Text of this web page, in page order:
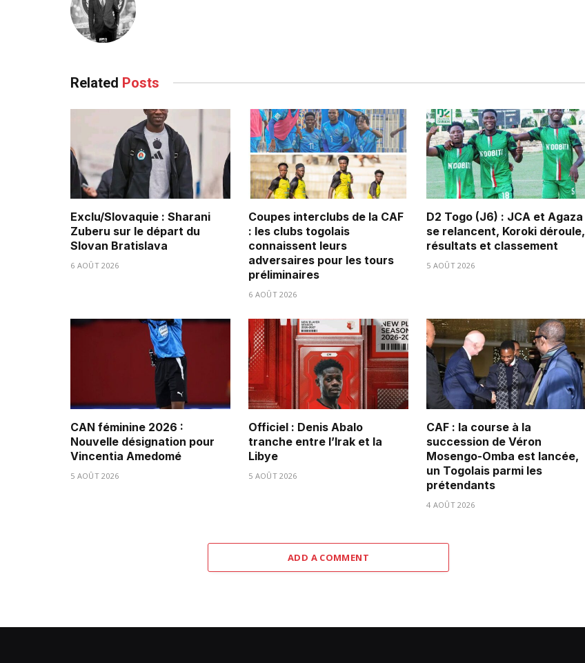
Related Posts
Exclu/Slovaquie : Sharani
Zuberu sur le départ du
Slovan Bratislava
6 AOÛT 2026
Coupes interclubs de la CAF
: les clubs togolais
connaissent leurs
adversaires pour les tours
préliminaires
6 AOÛT 2026
D2 Togo (J6) : JCA et Agaza
se relancent, Koroki déroule,
résultats et classement
5 AOÛT 2026
CAN féminine 2026 :
Nouvelle désignation pour
Vincentia Amedomé
5 AOÛT 2026
Officiel : Denis Abalo
tranche entre l’Irak et la
Libye
5 AOÛT 2026
CAF : la course à la
succession de Véron
Mosengo-Omba est lancée,
un Togolais parmi les
prétendants
4 AOÛT 2026
ADD A COMMENT